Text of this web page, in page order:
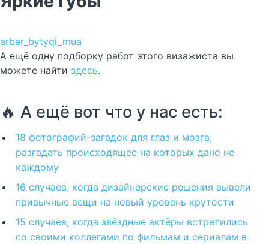
arber_bytyqi_mua
А ещё одну подборку работ этого визажиста вы
можете найти здесь.
🔥 А ещё вот что у нас есть:
18 фотографий-загадок для глаз и мозга,
разгадать происходящее на которых дано не
каждому
16 случаев, когда дизайнерские решения вывели
привычные вещи на новый уровень крутости
15 случаев, когда звёздные актёры встретились
со своими коллегами по фильмам и сериалам в